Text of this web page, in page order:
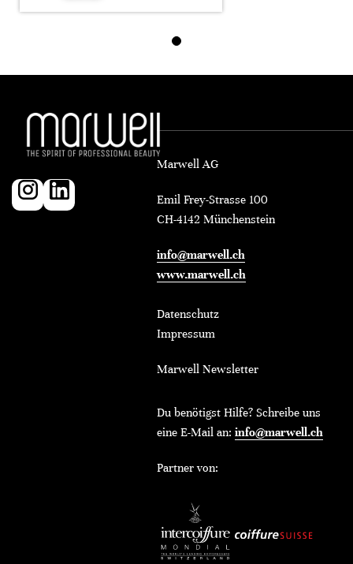
Marwell AG
Emil Frey-Strasse 100
CH-4142 Münchenstein
info@marwell.ch
www.marwell.ch
Datenschutz
Impressum
Marwell Newsletter
Du benötigst Hilfe? Schreibe uns
eine E-Mail an: info@marwell.ch
Partner von: